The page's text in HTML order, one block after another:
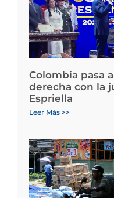
Colombia pasa
derecha con la
Espriella
Leer Más >>